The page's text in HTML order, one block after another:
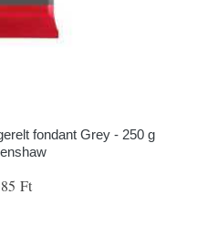
fondant Grey - 250 g
Ft